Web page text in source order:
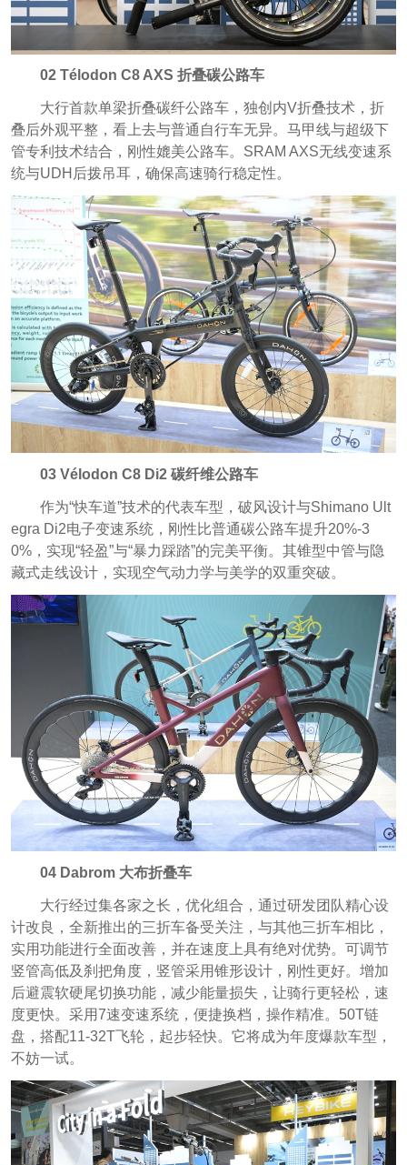
02 Télodon C8 AXS 折叠碳公路车
大行首款单梁折叠碳纤公路车，独创内V折叠技术，折
叠后外观平整，看上去与普通自行车无异。马甲线与超级下
管专利技术结合，刚性媲美公路车。SRAM AXS无线变速系
统与UDH后拨吊耳，确保高速骑行稳定性。
03 Vélodon C8 Di2 碳纤维公路车
作为“快车道”技术的代表车型，破风设计与Shimano Ult
egra Di2电子变速系统，刚性比普通碳公路车提升20%-3
0%，实现“轻盈”与“暴力踩踏”的完美平衡。其锥型中管与隐
藏式走线设计，实现空气动力学与美学的双重突破。
04 Dabrom 大布折叠车
大行经过集各家之长，优化组合，通过研发团队精心设
计改良，全新推出的三折车备受关注，与其他三折车相比，
实用功能进行全面改善，并在速度上具有绝对优势。可调节
竖管高低及刹把角度，竖管采用锥形设计，刚性更好。增加
后避震软硬尾切换功能，减少能量损失，让骑行更轻松，速
度更快。采用7速变速系统，便捷换档，操作精准。50T链
盘，搭配11-32T飞轮，起步轻快。它将成为年度爆款车型，
不妨一试。